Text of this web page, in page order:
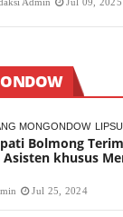
MONGONDOW
Bolmong
Asisten khusus
Jul 25, 2024